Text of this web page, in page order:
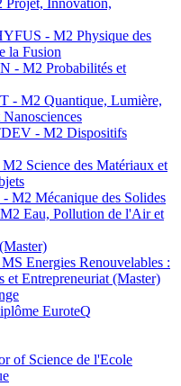
Innovation,
- M2 Physique des
la Fusion
- M2 Probabilités et
- M2 Quantique, Lumière,
- M2 Dispositifs
Science des Matériaux et
M2 Mécanique des Solides
Eau, Pollution de l'Air et
Energies Renouvelables :
et Entrepreneuriat (Master)
EuroteQ
of Science de l'Ecole